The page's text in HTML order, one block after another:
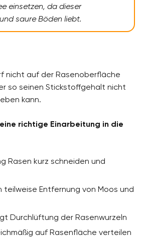
einsetzen, da dieser
saure Böden liebt.
nicht auf der Rasenoberfläche
so seinen Stickstoffgehalt nicht
kann.
richtige Einarbeitung in die
Rasen kurz schneiden und
teilweise Entfernung von Moos und
Durchlüftung der Rasenwurzeln
auf Rasenfläche verteilen